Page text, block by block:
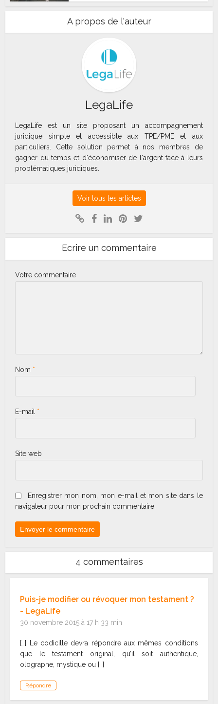
A propos de l'auteur
LegaLife
LegaLife est un site proposant un accompagnement
juridique simple et accessible aux TPE/PME et aux
particuliers. Cette solution permet à nos membres de
gagner du temps et d'économiser de l'argent face à leurs
problématiques juridiques.
Voir tous les articles
Ecrire un commentaire
Votre commentaire
Nom *
E-mail *
Site web
Enregistrer mon nom, mon e-mail et mon site dans le
navigateur pour mon prochain commentaire.
4 commentaires
Puis-je modifier ou révoquer mon testament ?
- LegaLife
30 novembre 2015 à 17 h 33 min
[…] Le codicille devra répondre aux mêmes conditions
que le testament original, qu’il soit authentique,
olographe, mystique ou […]
Répondre